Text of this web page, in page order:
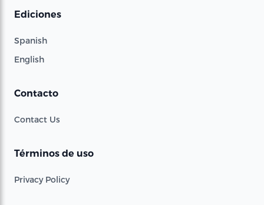
Ediciones
Spanish
English
Contacto
Contact Us
Términos de uso
Privacy Policy